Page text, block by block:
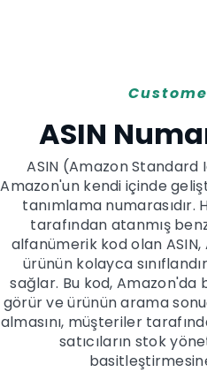
ASIN
ASIN (Amazon
Amazon'un kendi içinde
tanımlama numarasıdır.
tarafından atanmış
alfanümerik kod olan
ürünün kolayca
sağlar. Bu kod, Amazon'da
görür ve ürünün arama
almasını, müşteriler
satıcıların stok